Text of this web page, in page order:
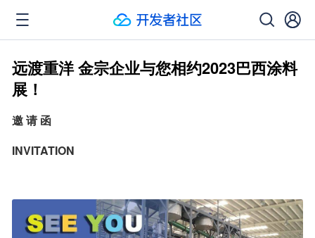
远渡重洋 金宗企业与您相约2023巴西涂料
展！
邀 请 函
INVITATION